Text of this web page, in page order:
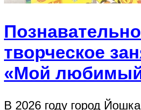
творческое
«Мой любимый
В 2026 году город